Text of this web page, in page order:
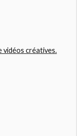
vidéos créatives.